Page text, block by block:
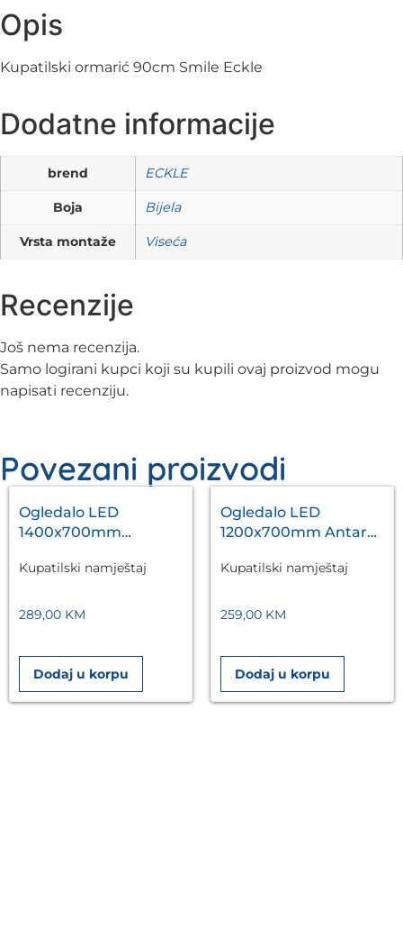
Opis
Kupatilski ormarić 90cm Smile Eckle
Dodatne informacije
brend ECKLE
Boja Bijela
Vrsta montaže Viseća
Recenzije
Još nema recenzija.
Samo logirani kupci koji su kupili ovaj proizvod mogu
napisati recenziju.
Povezani proizvodi
Ogledalo LED
1400x700mm
Kupatilski namještaj
289,00 KM
Dodaj u korpu
Ogledalo LED
1200x700mm Antares
Kupatilski namještaj
259,00 KM
Dodaj u korpu